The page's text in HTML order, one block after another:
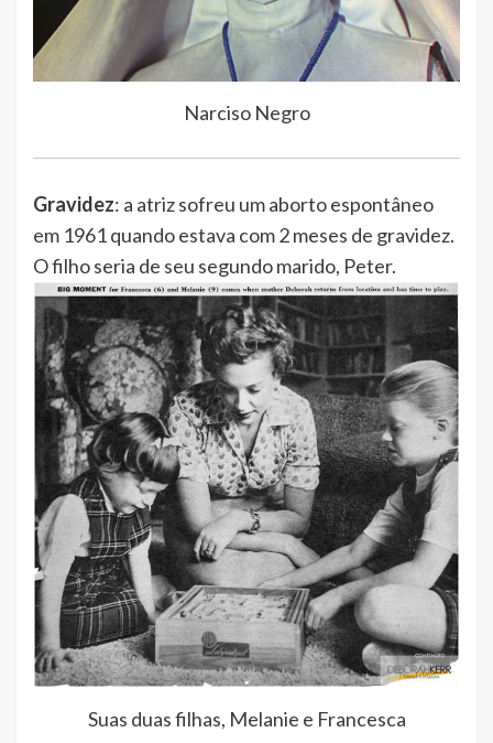
Narciso Negro
Gravidez: a atriz sofreu um aborto espontâneo
em 1961 quando estava com 2 meses de gravidez.
O filho seria de seu segundo marido, Peter.
Suas duas filhas, Melanie e Francesca